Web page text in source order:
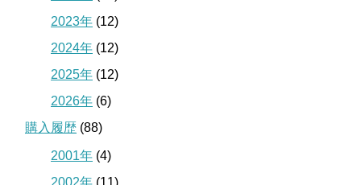
2023年 (12)
2024年 (12)
2025年 (12)
2026年 (6)
購入履歴 (88)
2001年 (4)